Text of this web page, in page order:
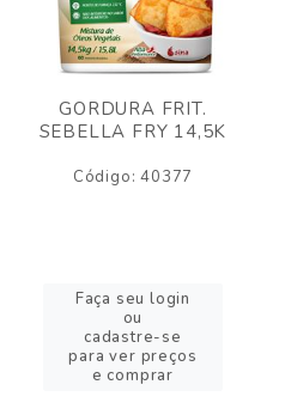
GORDURA FRIT.
SEBELLA FRY 14,5K
Código: 40377
Faça seu login
ou
cadastre-se
para ver preços
e comprar